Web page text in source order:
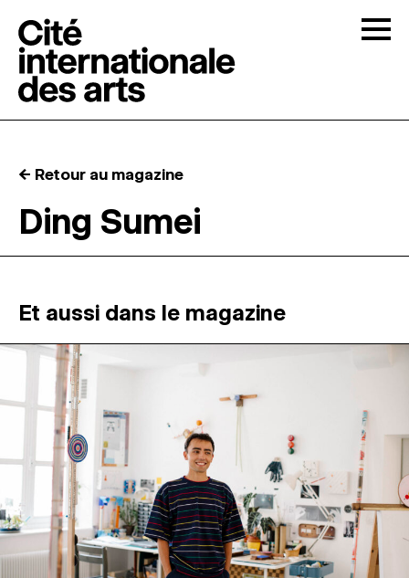
RÉSIDENCES ↓
ATELIERS OUVERTS
PROGRAMMATION
MAGAZINE
ESPACES DE PRATIQUE ARTISTIQUE ↓
Recherche
Connexion
← Retour au magazine
Ding Sumei
Et aussi dans le magazine